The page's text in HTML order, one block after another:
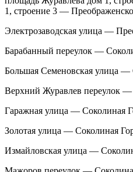
1, строение 3 —
Электрозаводская улица —
Барабанный переулок —
Большая Семеновская улица —
Верхний Журавлев переулок —
Гаражная улица — Соколиная
Золотая улица — Соколиная
Измайловская улица —